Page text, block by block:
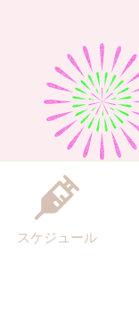
スケジュール